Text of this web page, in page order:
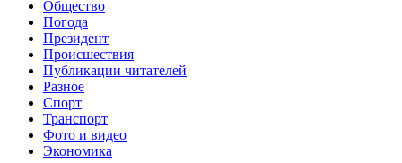
Общество
Погода
Президент
Происшествия
Публикации читателей
Разное
Спорт
Транспорт
Фото и видео
Экономика